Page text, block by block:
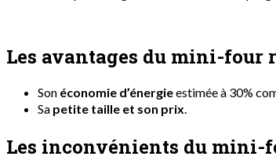
Les avantages du mini-four
Son économie d’énergieestimée à 30%
Sa petite taille et son prix
Les inconvénients du mini-